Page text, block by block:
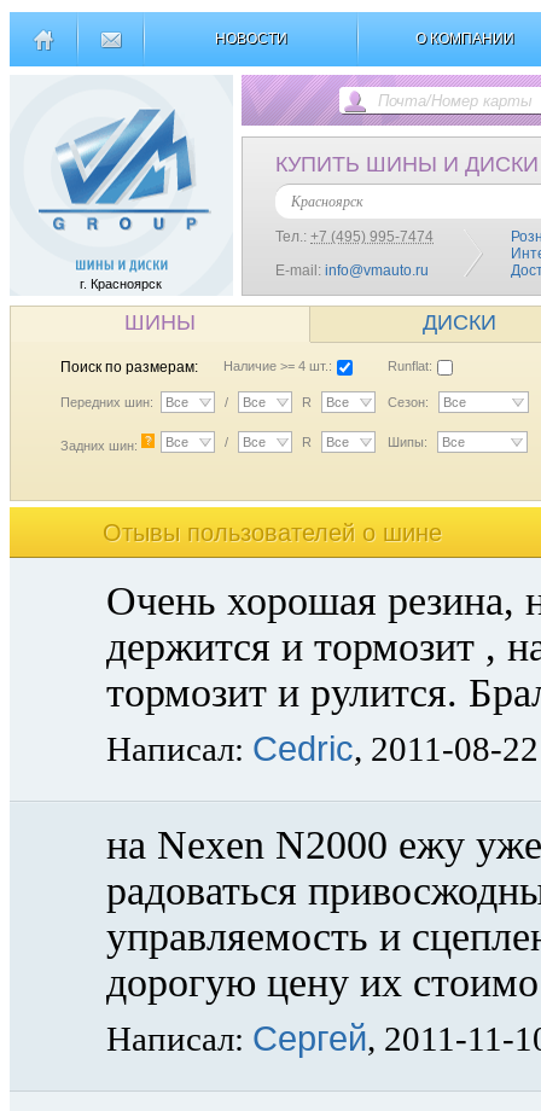
НОВОСТИ О КОМПАНИИ
г. Красноярск
КУПИТЬ ШИНЫ И ДИСКИ
Красноярск
Тел.: +7 (495) 995-7474
E-mail: info@vmauto.ru
ШИНЫ ДИСКИ
Поиск по размерам: Наличие >= 4 шт.: Runflat:
Передних шин: Все / Все R Все Сезон: Все
Задних шин: ? Все / Все R Все Шипы: Все
Отывы пользователей o шине
Очень хорошая резина,
держится и тормозит ,
тормозит и рулится.
Написал: Cedric, 2011-08-22
на Nexen N2000 ежу
радоваться
управляемость и
дорогую цену их
Написал: Сергей, 2011-11-